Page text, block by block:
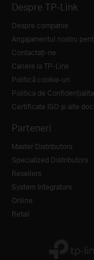
Despre TP-Link
Despre companie
Angajamentul nostru
Contactați-ne
Cariere la TP-Link
Politică cookie-uri
Politica de
Certificate ISO și alte
Parteneri
Master Distributors
Specialized Distributors
Resellers
System Integrators
Online
Retail